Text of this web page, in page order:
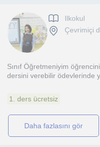
Ilkokul
Çevrimiçi
Sınıf Öğretmeniyim
dersini verebilir ödevlerinde
1. ders ücretsiz
daha fazlasını gör